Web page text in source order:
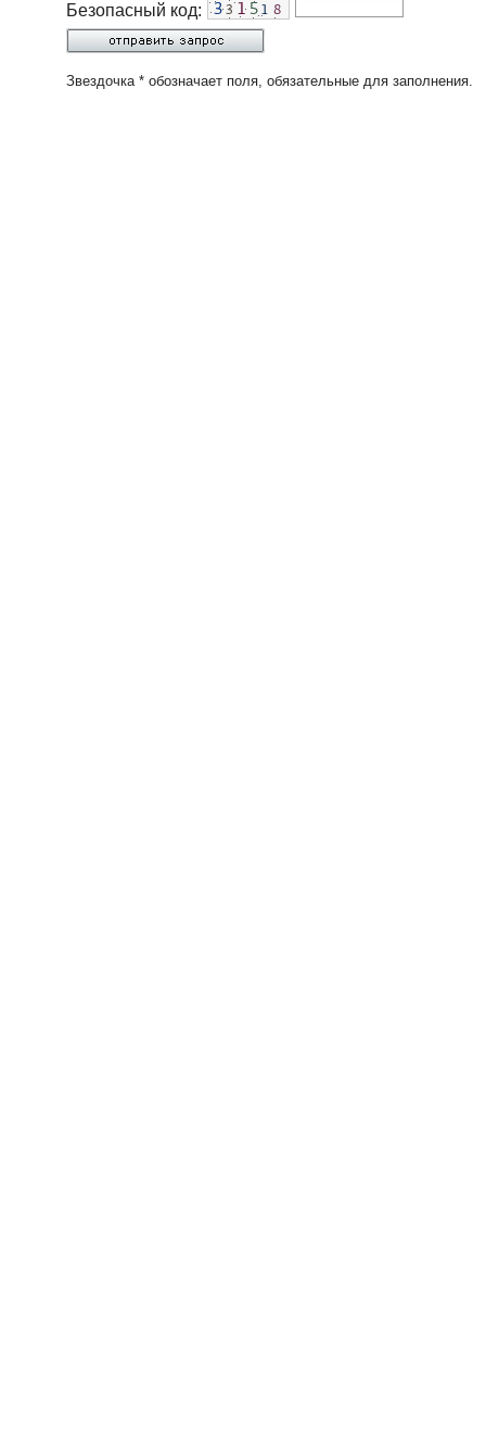
Безопасный код:
Звездочка * обозначает поля, обязательные для заполнения.